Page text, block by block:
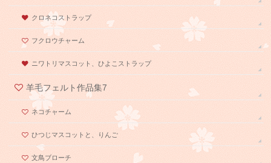
クロネコストラップ
フクロウチャーム
ニワトリマスコット、ひよこストラップ
羊毛フェルト作品集7
ネコチャーム
ひつじマスコットと、りんご
文鳥ブローチ